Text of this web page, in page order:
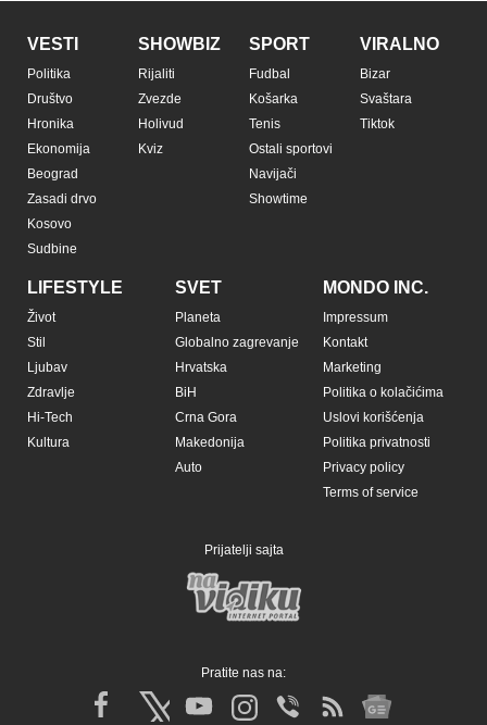
VESTI
Politika
Društvo
Hronika
Ekonomija
Beograd
Zasadi drvo
Kosovo
Sudbine
SHOWBIZ
Rijaliti
Zvezde
Holivud
Kviz
SPORT
Fudbal
Košarka
Tenis
Ostali sportovi
Navijači
Showtime
VIRALNO
Bizar
Svaštara
Tiktok
LIFESTYLE
Život
Stil
Ljubav
Zdravlje
Hi-Tech
Kultura
SVET
Planeta
Globalno zagrevanje
Hrvatska
BiH
Crna Gora
Makedonija
Auto
MONDO INC.
Impressum
Kontakt
Marketing
Politika o kolačićima
Uslovi korišćenja
Politika privatnosti
Privacy policy
Terms of service
Prijatelji sajta
Pratite nas na: